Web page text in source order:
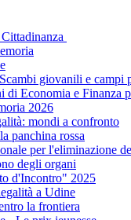
giovanili e campi
di Economia e Finanza
2026
mondi a confronto
panchina rossa
per l'eliminazione
degli organi
d'Incontro" 2025
a Udine
la frontiera